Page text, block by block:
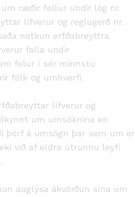
ræðir fellur undir lög nr.
lífverur og reglugerð nr.
notkun erfðabreyttra
falla undir
felur í sér minnstu
fólk og umhverfi.
lífverur og
um umsóknina en
þörf á umsögn þar sem um er
við af eldra útrunnu leyfi
auglýsa ákvörðun sína um